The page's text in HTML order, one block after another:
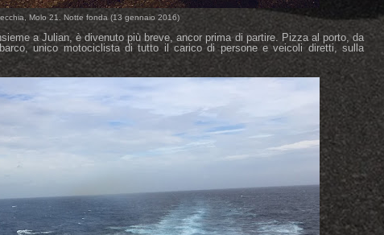
Molo 21. Notte fonda (13 gennaio 2016)
a Julian, è divenuto più breve, ancor prima di partire. Pizza al porto, da
unico motociclista di tutto il carico di persone e veicoli diretti, sulla